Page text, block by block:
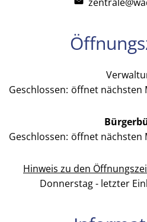
Klicken, um weitere
Geschlossen: öffnet nächsten
Klicken, um weitere
Geschlossen: öffnet nächsten
Hinweis zu den
Donnerstag - letzter